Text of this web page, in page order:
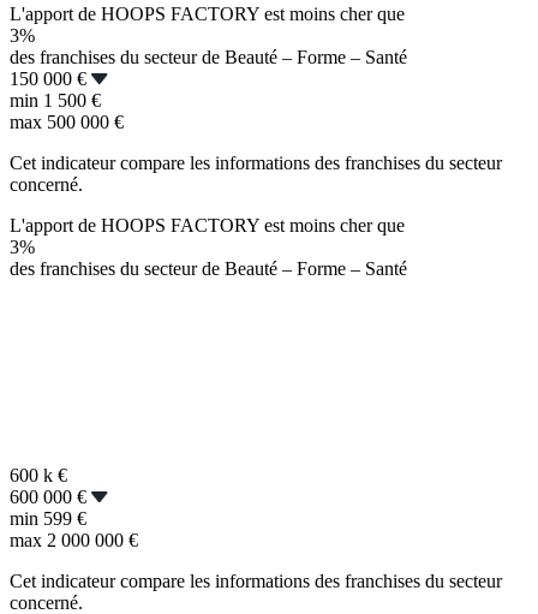
L'apport de HOOPS FACTORY est moins cher que
3%
des franchises du secteur de Beauté – Forme – Santé
150 000 €
min 1 500 €
max 500 000 €
Cet indicateur compare les informations des franchises du secteur
concerné.
L'apport de HOOPS FACTORY est moins cher que
3%
des franchises du secteur de Beauté – Forme – Santé
600 k €
600 000 €
min 599 €
max 2 000 000 €
Cet indicateur compare les informations des franchises du secteur
concerné.